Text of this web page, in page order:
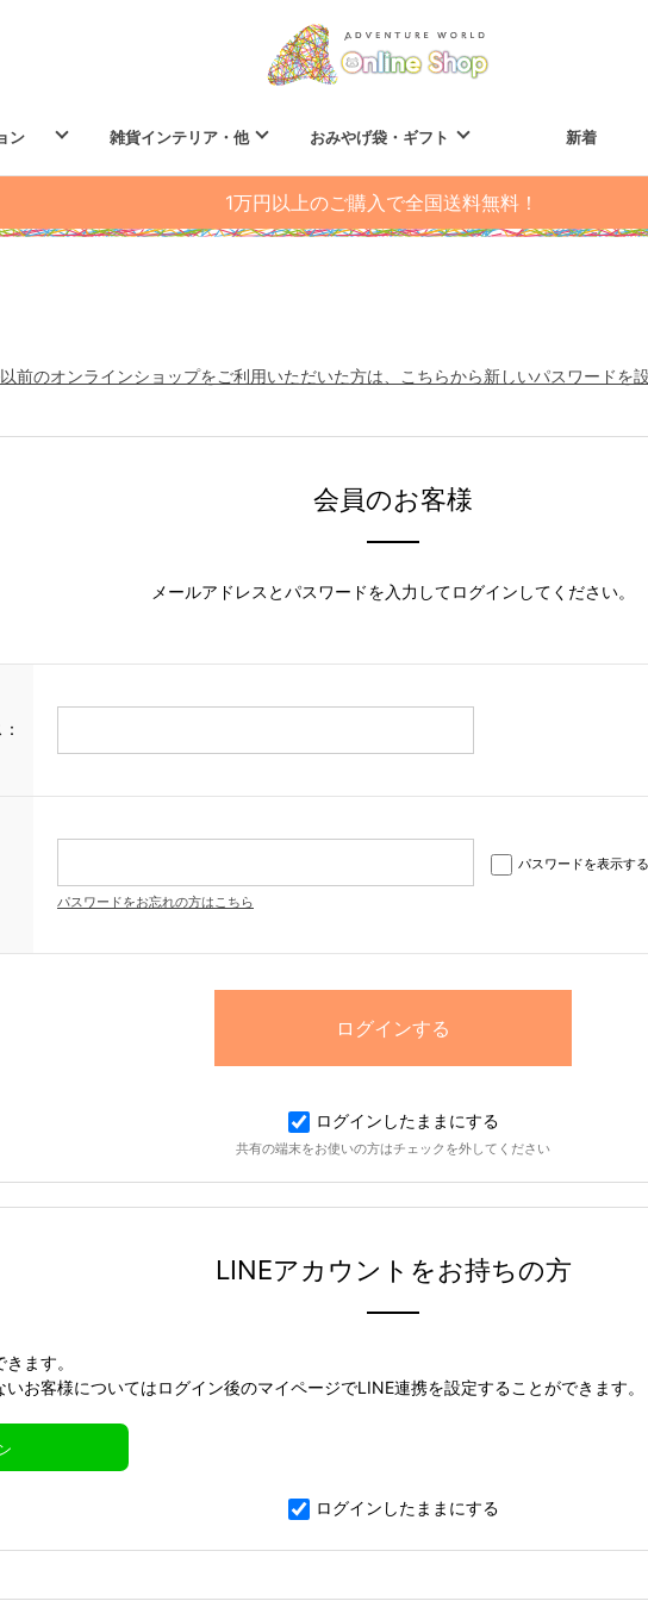
ン 雑貨インテリア・他 おみやげ袋・ギフト 新着
1万円以上のご購入で全国送料無料！
前のオンラインショップをご利用いただいた方は、こちらから新しいパスワードを
会員のお客様
メールアドレスとパスワードを入力してログインしてください。
パスワードを表示する
パスワードをお忘れの方はこちら
ログインしたままにする
共有の端末をお使いの方はチェックを外してください
LINEアカウントをお持ちの方
ます。
お客様についてはログイン後のマイページでLINE連携を設定することができます。
ログインしたままにする